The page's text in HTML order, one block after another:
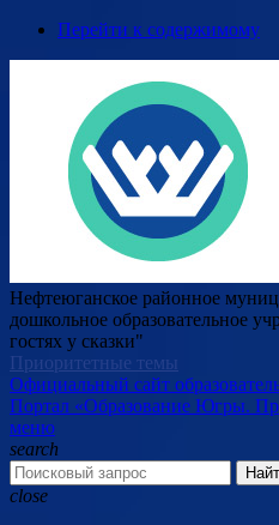
Перейти к содержимому
Нефтеюганское районное
дошкольное образовательное
гостях у сказки"
Приоритетные темы
Официальный сайт
Портал «Образование Югры.
меню
search
close